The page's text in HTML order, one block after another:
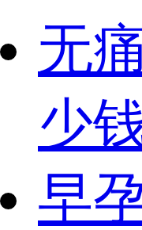
无
少
早